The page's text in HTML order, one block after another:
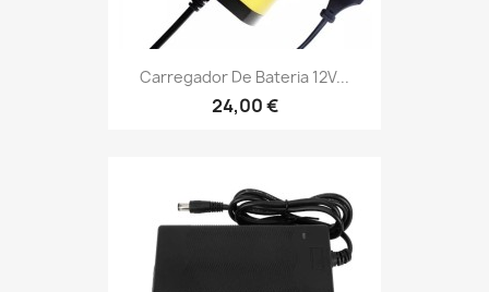
Carregador De Bateria 12V...
24,00 €